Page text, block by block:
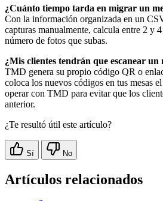
¿Cuánto tiempo tarda en migrar un
Con la información organizada en un
capturas manualmente, calcula entre 2 y
número de fotos que subas.
¿Mis clientes tendrán que escanear un
TMD genera su propio código QR o
coloca los nuevos códigos en tus mesas
operar con TMD para evitar que los
anterior.
¿Te resultó útil este artículo?
Sí No
Artículos relacionados